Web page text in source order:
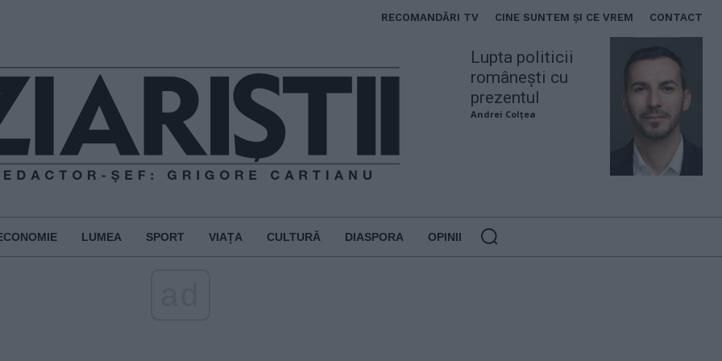
RECOMANDĂRI TV CINE SUNTEM ȘI CE VREM CONTACT
Lupta politicii
românești cu
prezentul
Andrei Colțea
LUMEA SPORT VIAȚA CULTURĂ DIASPORA OPINII